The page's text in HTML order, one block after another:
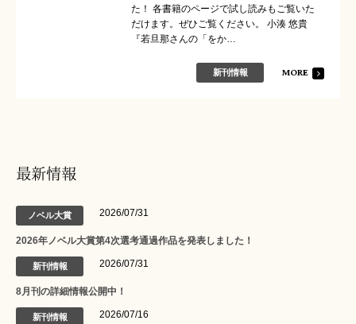
た！ 各書籍のページで試し読みもご覧いた
だけます。ぜひご覧ください。 小湊 悠貴
『若旦那さんの「をか…
新刊情報 MORE
最新情報
ノベル大賞 2026/07/31
2026年ノベル大賞第4次選考通過作品を発表しました！
新刊情報 2026/07/31
8月刊の詳細情報公開中！
新刊情報 2026/07/16